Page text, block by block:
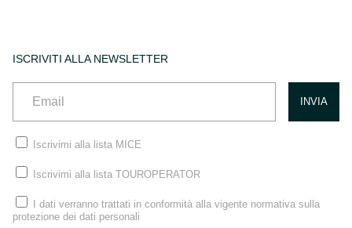
ISCRIVITI ALLA NEWSLETTER
Iscrivimi alla lista MICE
Iscrivimi alla lista TOUROPERATOR
I dati verranno trattati in conformità alla vigente normativa sulla
protezione dei dati personali